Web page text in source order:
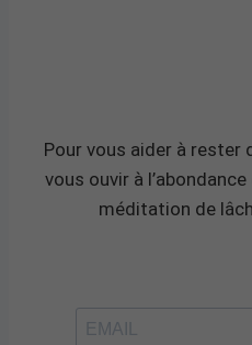
Pour vous aider à rester
vous ouvir à
méditation de